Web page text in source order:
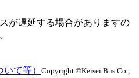
が遅延する場合がありますの
。
て等） Copyright ©Keisei Bus Co.,